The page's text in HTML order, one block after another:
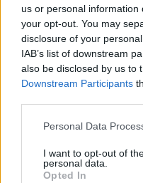
us or personal
your opt-out. You may
disclosure of your
IAB’s list of downstream
also be disclosed by us to
Downstream Participants
Personal Data
I want to opt-out of
personal data.
Opted In